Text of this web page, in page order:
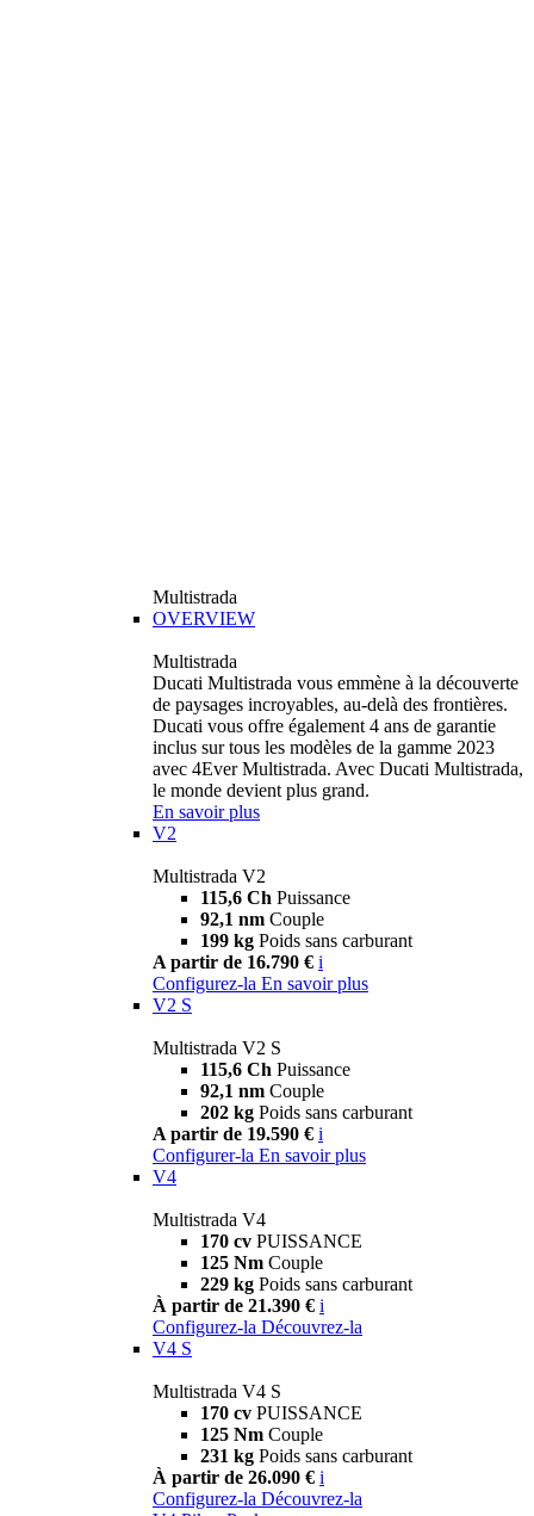
Multistrada
OVERVIEW
Multistrada
Ducati Multistrada vous emmène à la découverte
de paysages incroyables, au-delà des frontières.
Ducati vous offre également 4 ans de garantie
inclus sur tous les modèles de la gamme 2023
avec 4Ever Multistrada. Avec Ducati Multistrada,
le monde devient plus grand.
En savoir plus
V2
Multistrada V2
115,6 Ch Puissance
92,1 nm Couple
199 kg Poids sans carburant
A partir de 16.790 € i
Configurez-la En savoir plus
V2 S
Multistrada V2 S
115,6 Ch Puissance
92,1 nm Couple
202 kg Poids sans carburant
A partir de 19.590 € i
Configurer-la En savoir plus
V4
Multistrada V4
170 cv PUISSANCE
125 Nm Couple
229 kg Poids sans carburant
À partir de 21.390 € i
Configurez-la Découvrez-la
V4 S
Multistrada V4 S
170 cv PUISSANCE
125 Nm Couple
231 kg Poids sans carburant
À partir de 26.090 € i
Configurez-la Découvrez-la